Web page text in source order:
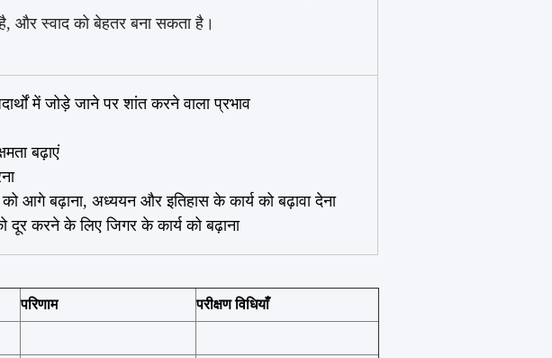
और स्वाद को बेहतर बना सकता है।
में जोड़े जाने पर शांत करने वाला प्रभाव
बढ़ाएं
को आगे बढ़ाना, अध्ययन और इतिहास के कार्य को बढ़ावा देना
दूर करने के लिए जिगर के कार्य को बढ़ाना
परिणाम परीक्षण विधियाँ